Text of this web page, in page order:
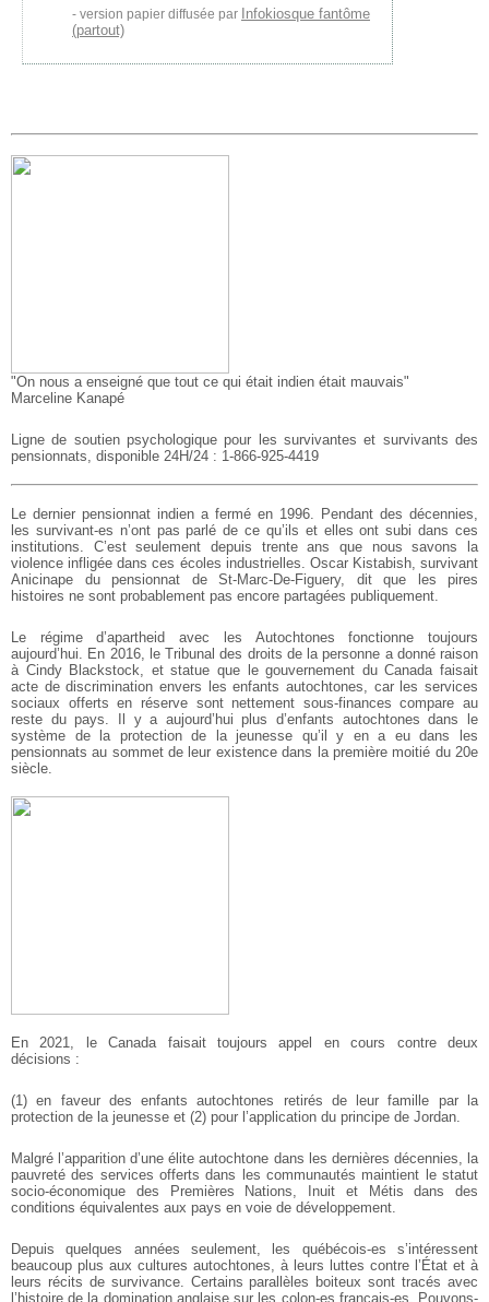
version papier diffusée par Infokiosque fantôme
(partout)
"On nous a enseigné que tout ce qui était indien était mauvais"
Marceline Kanapé
Ligne de soutien psychologique pour les survivanteset survivants des
pensionnats, disponible 24H/24 : 1-866-925-4419
Le dernier pensionnat indien a fermé en 1996. Pendant des décennies,
les survivant-es n’ont pas parlé de ce qu’ils et elles ont subi dans ces
institutions. C’est seulement depuis trente ans que nous savons la
violence infligée dans ces écoles industrielles. Oscar Kistabish, survivant
Anicinape du pensionnat de St-Marc-De-Figuery, dit que les pires
histoires ne sont probablement pas encore partagées publiquement.
Le régime d’apartheid avec les Autochtones fonctionne toujours
aujourd’hui. En 2016, le Tribunal des droits de la personne a donné raison
à Cindy Blackstock, et statue que le gouvernement du Canada faisait
acte de discrimination envers les enfants autochtones, car les services
sociaux offerts en réserve sont nettement sous-finances compare au
reste du pays. Il y a aujourd’hui plus d’enfants autochtones dans le
système de la protection de la jeunesse qu’il y en a eu dans les
pensionnats au sommet de leur existence dans la première moitié du 20e
siècle.
En 2021, le Canada faisait toujours appel en cours contre deux
décisions :
(1) en faveur des enfants autochtones retirés de leur famille par la
protection de la jeunesse et (2) pour l’application du principe de Jordan.
Malgré l’apparition d’une élite autochtone dans les dernières décennies, la
pauvreté des services offerts dans les communautés maintient le statut
socio-économique des Premières Nations, Inuit et Métis dans des
conditions équivalentes aux pays en voie de développement.
Depuis quelques années seulement, les québécois-es s’intéressent
beaucoup plus aux cultures autochtones, à leurs luttes contre l’État et à
leurs récits de survivance. Certains parallèles boiteux sont tracés avec
l’histoire de la domination anglaise sur les colon-es français-es. Pouvons-